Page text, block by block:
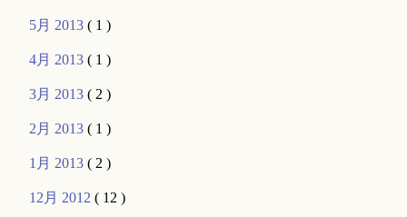
5月 2013( 1 )
4月 2013( 1 )
3月 2013( 2 )
2月 2013( 1 )
1月 2013( 2 )
12月 2012( 12 )